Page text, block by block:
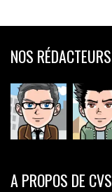
NOS RÉDACTEURS
A PROPOS DE CVS